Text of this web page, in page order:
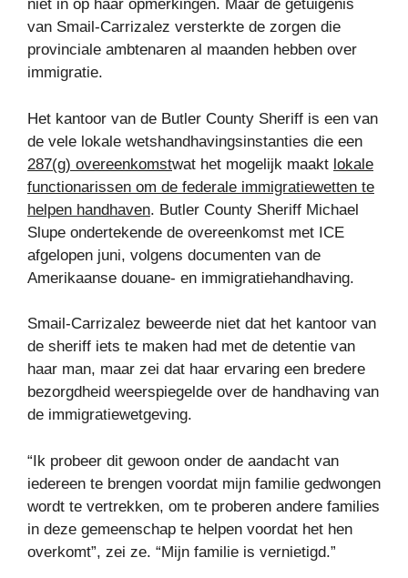
niet in op haar opmerkingen. Maar de getuigenis
van Smail-Carrizalez versterkte de zorgen die
provinciale ambtenaren al maanden hebben over
immigratie.
Het kantoor van de Butler County Sheriff is een van
de vele lokale wetshandhavingsinstanties die een
287(g) overeenkomstwat het mogelijk maakt lokale
functionarissen om de federale immigratiewetten te
helpen handhaven. Butler County Sheriff Michael
Slupe ondertekende de overeenkomst met ICE
afgelopen juni, volgens documenten van de
Amerikaanse douane- en immigratiehandhaving.
Smail-Carrizalez beweerde niet dat het kantoor van
de sheriff iets te maken had met de detentie van
haar man, maar zei dat haar ervaring een bredere
bezorgdheid weerspiegelde over de handhaving van
de immigratiewetgeving.
“Ik probeer dit gewoon onder de aandacht van
iedereen te brengen voordat mijn familie gedwongen
wordt te vertrekken, om te proberen andere families
in deze gemeenschap te helpen voordat het hen
overkomt”, zei ze. “Mijn familie is vernietigd.”